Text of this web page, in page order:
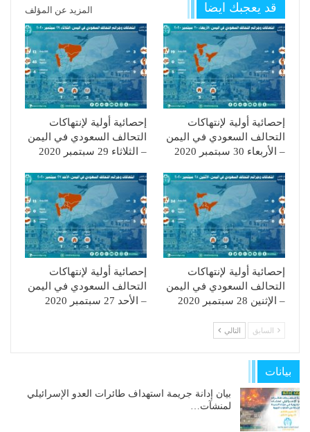
قد يعجبك ايضا المزيد عن المؤلف
إحصائية أولية لإنتهاكات
التحالف السعودي في اليمن
– الأربعاء 30 سبتمبر 2020
إحصائية أولية لإنتهاكات
التحالف السعودي في اليمن
– الثلاثاء 29 سبتمبر 2020
إحصائية أولية لإنتهاكات
التحالف السعودي في اليمن
– الإثنين 28 سبتمبر 2020
إحصائية أولية لإنتهاكات
التحالف السعودي في اليمن
– الأحد 27 سبتمبر 2020
السابق التالي
بيانات
بيان إدانة جريمة استهداف طائرات العدو الإسرائيلي
لمنشآت…